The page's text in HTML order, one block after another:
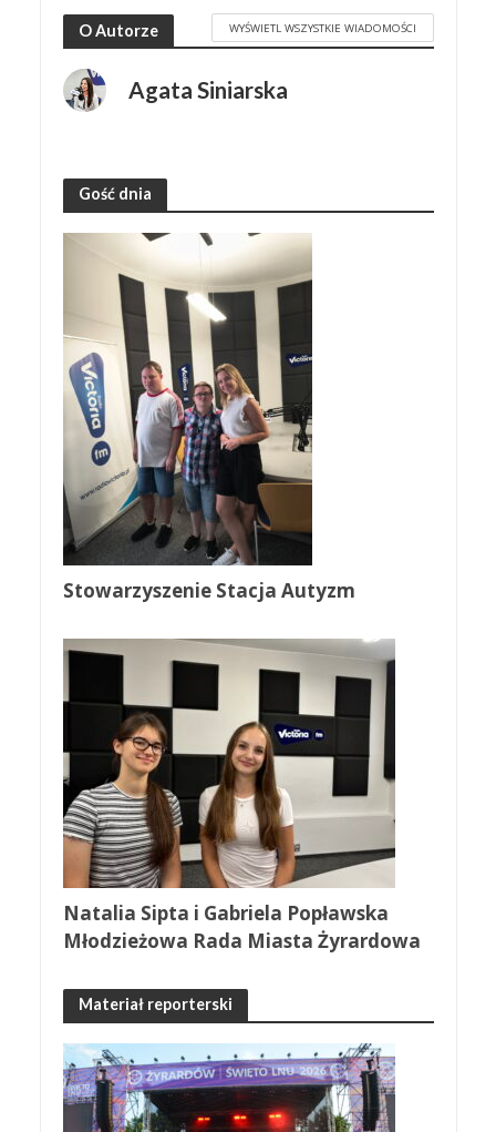
O Autorze WYŚWIETL WSZYSTKIE WIADOMOŚCI
Agata Siniarska
Gość dnia
Stowarzyszenie Stacja Autyzm
Natalia Sipta i Gabriela Popławska
Młodzieżowa Rada Miasta Żyrardowa
Materiał reporterski